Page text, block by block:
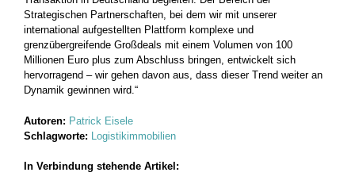
Strategischen Partnerschaften, bei dem wir mit unserer
international aufgestellten Plattform komplexe und
grenzübergreifende Großdeals mit einem Volumen von 100
Millionen Euro plus zum Abschluss bringen, entwickelt sich
hervorragend – wir gehen davon aus, dass dieser Trend weiter an
Dynamik gewinnen wird.“
Autoren: Patrick Eisele
Schlagworte: Logistikimmobilien
In Verbindung stehende Artikel: